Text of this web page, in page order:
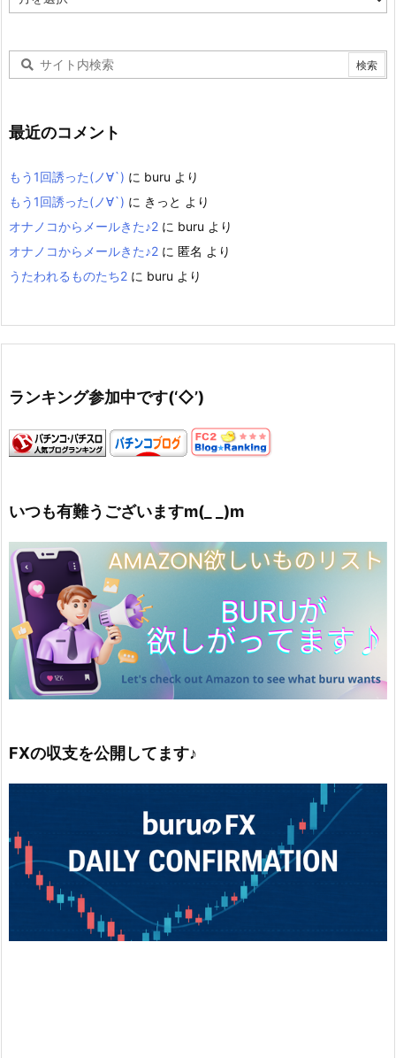
ー
最近のコメント
もう1回誘った(ノ∀`) に buru より
もう1回誘った(ノ∀`) に きっと より
オナノコからメールきた♪2 に buru より
オナノコからメールきた♪2 に 匿名 より
うたわれるものたち2 に buru より
ランキング参加中です(‘◇’)ゞ
いつも有難うございますm(_ _)m
FXの収支を公開してます♪